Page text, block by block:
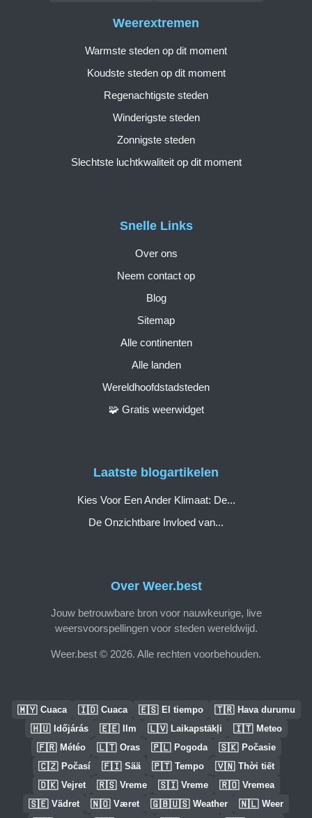
Over Weer.best
Jouw betrouwbare bron voor nauwkeurige, live
weersvoorspellingen voor steden wereldwijd.
Weer.best © 2026. Alle rechten voorbehouden.
Snelle Links
Over ons
Neem contact op
Blog
Sitemap
Alle continenten
Alle landen
Wereldhoofdstadsteden
🧩 Gratis weerwidget
Weerextremen
Warmste steden op dit moment
Koudste steden op dit moment
Regenachtigste steden
Winderigste steden
Zonnigste steden
Slechtste luchtkwaliteit op dit moment
Laatste blogartikelen
Kies Voor Een Ander Klimaat: De...
De Onzichtbare Invloed van...
🇲🇾 Cuaca 🇮🇩 Cuaca 🇪🇸 El tiempo 🇹🇷 Hava durumu
🇭🇺 Időjárás 🇪🇪 Ilm 🇱🇻 Laikapstākļi 🇮🇹 Meteo
🇫🇷 Météo 🇱🇹 Oras 🇵🇱 Pogoda 🇸🇰 Počasie
🇨🇿 Počasí 🇫🇮 Sää 🇵🇹 Tempo 🇻🇳 Thời tiết
🇩🇰 Vejret 🇷🇸 Vreme 🇸🇮 Vreme 🇷🇴 Vremea
🇸🇪 Vädret 🇳🇴 Været 🇬🇧🇺🇸 Weather 🇳🇱 Weer